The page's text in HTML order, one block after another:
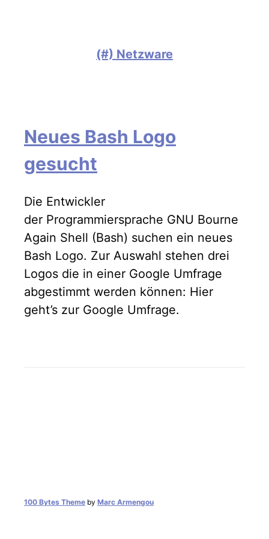
(#) Netzware
Neues Bash Logo
gesucht
Die Entwickler
der Programmiersprache GNU Bourne
Again Shell (Bash) suchen ein neues
Bash Logo. Zur Auswahl stehen drei
Logos die in einer Google Umfrage
abgestimmt werden können: Hier
geht’s zur Google Umfrage.
100 Bytes Theme by Marc Armengou